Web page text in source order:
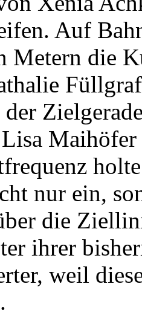
Auf
Metern die
Lisa
nur ein,
die
ihrer
weil